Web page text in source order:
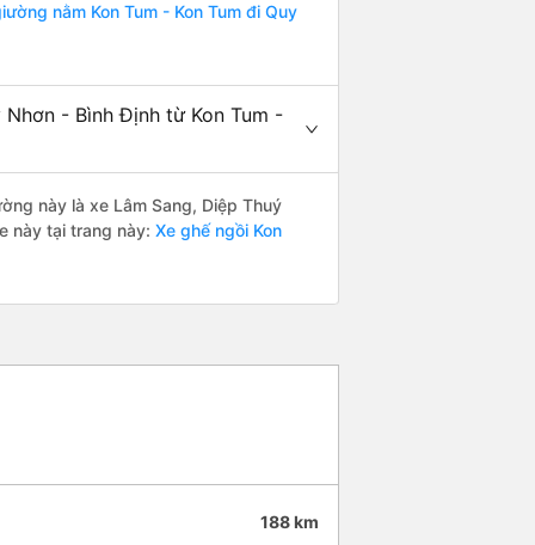
nằm Kon Tum - Kon Tum đi Quy
- Bình Định từ Kon Tum -
này là xe Lâm Sang, Diệp Thuý
này tại trang này: Xe ghế ngồi Kon
188 km